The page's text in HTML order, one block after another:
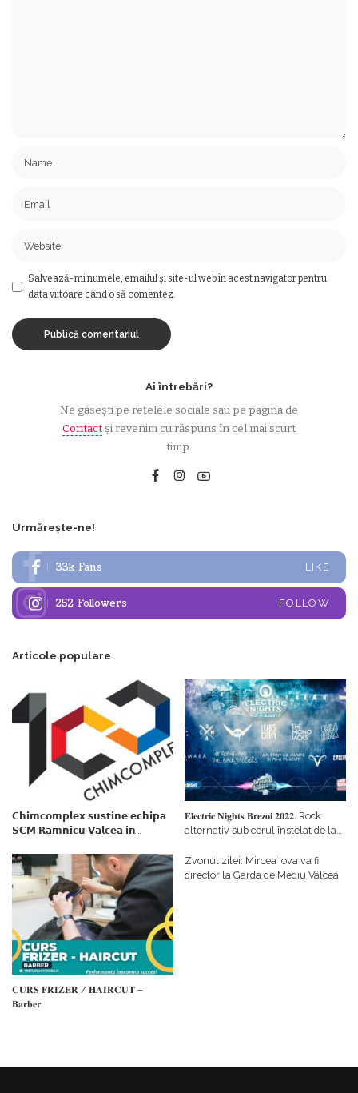
Salvează-mi numele, emailul și site-ul web în acest navigator pentru
data viitoare când o să comentez.
Ai întrebări?
Ne găsești pe rețelele sociale sau pe pagina de
Contactși revenim cu răspuns în cel mai scurt
timp.
Urmărește-ne!
33k Fans LIKE
252 Followers FOLLOW
Articole populare
𝗖𝗵𝗶𝗺𝗰𝗼𝗺𝗽𝗹𝗲𝘅 𝘀𝘂𝘀𝘁𝗶𝗻𝗲 𝗲𝗰𝗵𝗶𝗽𝗮
𝗦𝗖𝗠 𝗥𝗮𝗺𝗻𝗶𝗰𝘂 𝗩𝗮𝗹𝗰𝗲𝗮 𝗶𝗻
𝗳𝗶𝗻𝗮𝗻𝘁𝗮𝘁𝗼𝗿
𝐄𝐥𝐞𝐜𝐭𝐫𝐢𝐜 𝐍𝐢𝐠𝐡𝐭𝐬 𝐁𝐫𝐞𝐳𝐨𝐢 𝟐𝟎𝟐𝟐. Rock
alternativ sub cerul înstelat de la
𝐂𝐔𝐑𝐒 𝐅𝐑𝐈𝐙𝐄𝐑 / 𝐇𝐀𝐈𝐑𝐂𝐔𝐓 –
𝐁𝐚𝐫𝐛𝐞𝐫
Zvonul zilei: Mircea Iova va fi
director la Garda de Mediu Vâlcea